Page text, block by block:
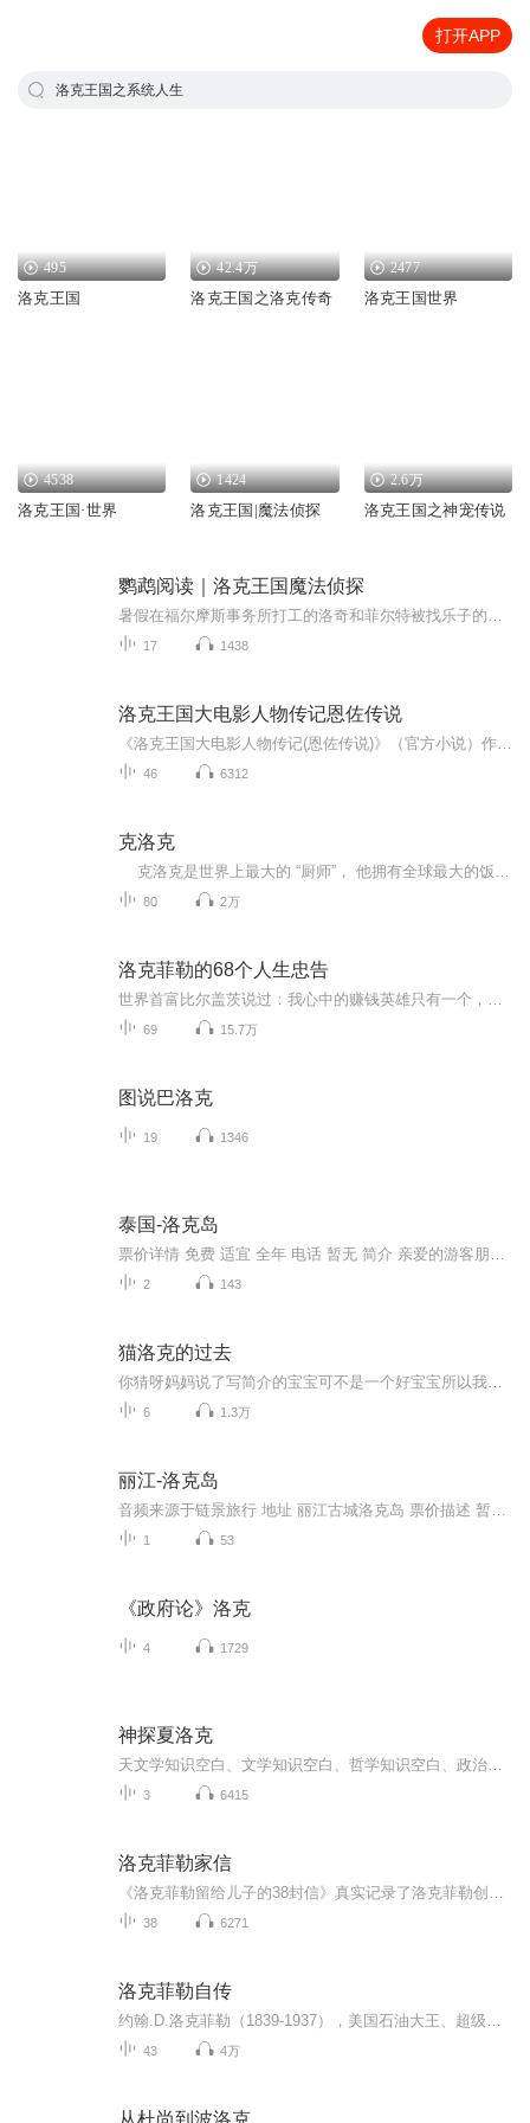
打开APP
洛克王国之系统人生
495
洛克王国
42.4万
洛克王国之洛克传奇
2477
洛克王国世界
4538
洛克王国·世界
1424
洛克王国|魔法侦探
2.6万
洛克王国之神宠传说
鹦鹉阅读｜洛克王国魔法侦探
17 1438
洛克王国大电影人物传记恩佐传说
46 6312
克洛克
80 2万
洛克菲勒的68个人生忠告
69 15.7万
图说巴洛克
19 1346
泰国-洛克岛
2 143
猫洛克的过去
6 1.3万
丽江-洛克岛
1 53
《政府论》洛克
4 1729
神探夏洛克
3 6415
洛克菲勒家信
38 6271
洛克菲勒自传
43 4万
从杜尚到波洛克